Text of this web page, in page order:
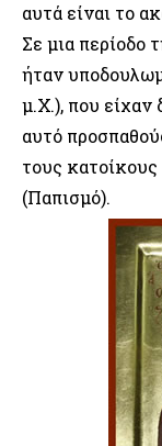
αυτά είναι το
Σε μια περίοδο
ήταν
μ.Χ.), που είχαν
αυτό
τους
(Παπισμό).